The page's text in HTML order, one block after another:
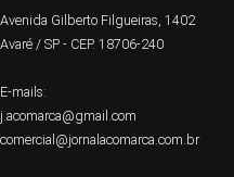
Avenida Gilberto Filgueiras, 1402
Avaré / SP - CEP. 18706-240
E-mails:
j.acomarca@gmail.com
comercial@jornalacomarca.com.br